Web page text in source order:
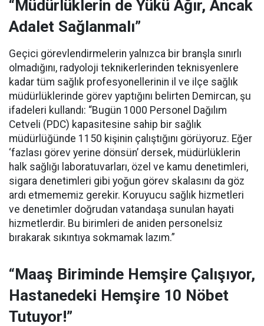
“Müdürlüklerin de Yükü Ağır, Ancak
Adalet Sağlanmalı”
Geçici görevlendirmelerin yalnızca bir branşla sınırlı
olmadığını, radyoloji teknikerlerinden teknisyenlere
kadar tüm sağlık profesyonellerinin il ve ilçe sağlık
müdürlüklerinde görev yaptığını belirten Demircan, şu
ifadeleri kullandı: “Bugün 1000 Personel Dağılım
Cetveli (PDC) kapasitesine sahip bir sağlık
müdürlüğünde 1150 kişinin çalıştığını görüyoruz. Eğer
‘fazlası görev yerine dönsün’ dersek, müdürlüklerin
halk sağlığı laboratuvarları, özel ve kamu denetimleri,
sigara denetimleri gibi yoğun görev skalasını da göz
ardı etmememiz gerekir. Koruyucu sağlık hizmetleri
ve denetimler doğrudan vatandaşa sunulan hayati
hizmetlerdir. Bu birimleri de aniden personelsiz
bırakarak sıkıntıya sokmamak lazım.”
“Maaş Biriminde Hemşire Çalışıyor,
Hastanedeki Hemşire 10 Nöbet
Tutuyor!”